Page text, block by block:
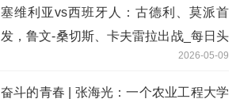
塞维利亚vs西班牙人：古德利、莫派首
发，鲁文-桑切斯、卡夫雷拉出战_每日头
2026-05-09
奋斗的青春 | 张海光：一个农业工程大学